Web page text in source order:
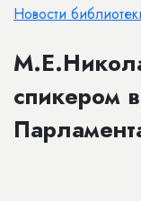
Новости
спикером